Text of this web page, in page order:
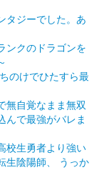
タジーでした。あ
ンクのドラゴンを
のけでひたすら最
無自覚なまま無双
んで最強がバレま
校生勇者より強い
生陰陽師、 うっか